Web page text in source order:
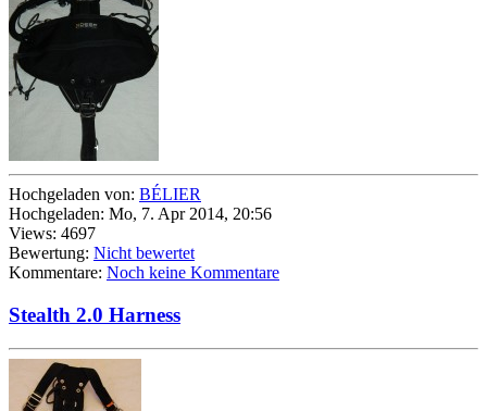
Hochgeladen von: BÉLIER
Hochgeladen: Mo, 7. Apr 2014, 20:56
Views: 4697
Bewertung: Nicht bewertet
Kommentare: Noch keine Kommentare
Stealth 2.0 Harness